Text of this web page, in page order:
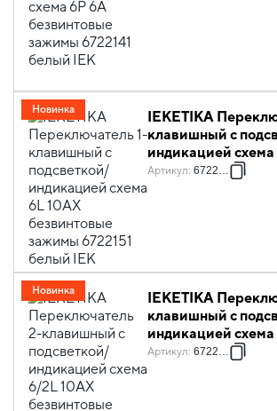
IEKETIKA
клавишный с
индикацией
безвинтовые
Артикул: 6722151
Новинка
IEKETIKA
клавишный с
индикацией
безвинтовые
Артикул: 6722161
Новинка